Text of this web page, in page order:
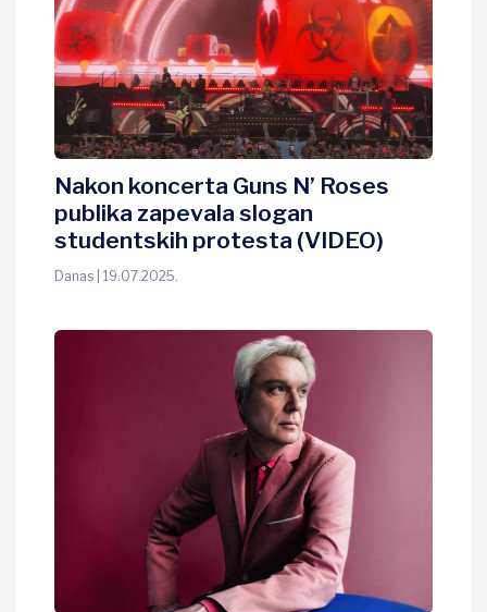
Nakon koncerta Guns N’ Roses
publika zapevala slogan
studentskih protesta (VIDEO)
Danas | 19.07.2025.